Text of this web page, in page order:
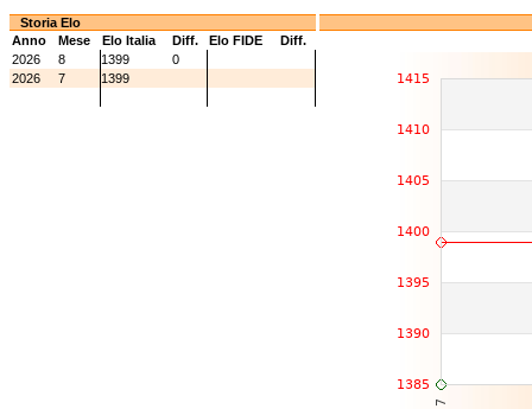
Storia Elo
Anno
Mese Elo Italia Diff. Elo FIDE
Diff.
2026
8 1399
0
2026
7 1399